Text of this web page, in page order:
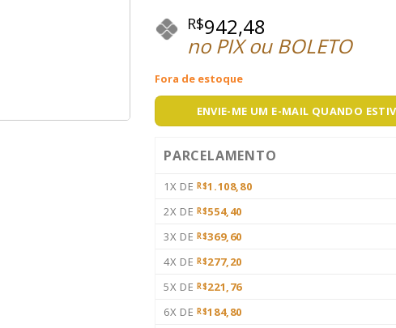
R$942,48
no PIX ou BOLETO
Fora de estoque
ENVIE-ME UM E-MAIL QUANDO
PARCELAMENTO
1X DE R$1.108,80
2X DE R$554,40
3X DE R$369,60
4X DE R$277,20
5X DE R$221,76
6X DE R$184,80